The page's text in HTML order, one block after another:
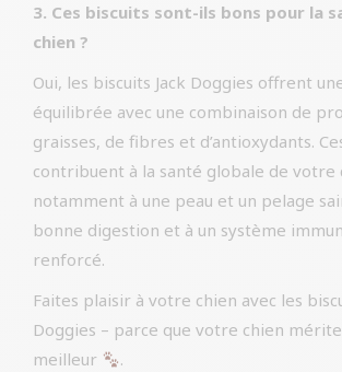
3. Ces biscuits sont-ils bons pour la
chien ?
Oui, les biscuits Jack Doggies offrent
équilibrée avec une combinaison de
graisses, de fibres et d’antioxydants.
contribuent à la santé globale de votre
notamment à une peau et un pelage
bonne digestion et à un système
renforcé.
Faites plaisir à votre chien avec les
Doggies – parce que votre chien mérite
meilleur
.